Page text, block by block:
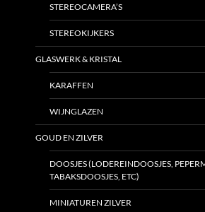
STEREOCAMERA’S
STEREOKIJKERS
GLASWERK & KRISTAL
KARAFFEN
WIJNGLAZEN
GOUD EN ZILVER
DOOSJES (LODEREINDOOSJES,
TABAKSDOOSJES, ETC)
MINIATUREN ZILVER